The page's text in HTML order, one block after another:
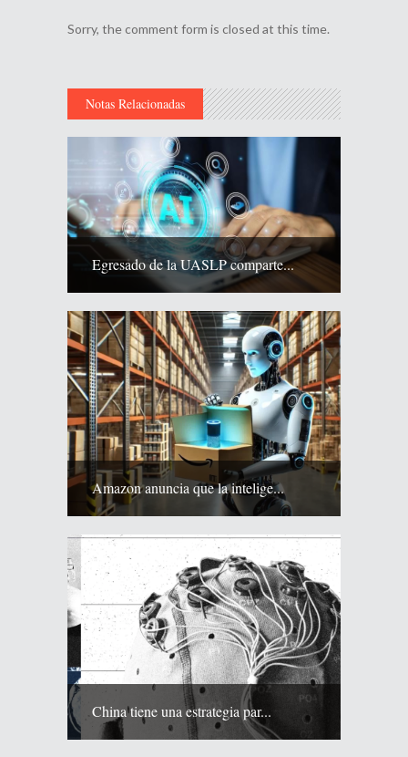
Sorry, the comment form is closed at this time.
Notas Relacionadas
Egresado de la UASLP comparte...
Amazon anuncia que la intelige...
China tiene una estrategia par...